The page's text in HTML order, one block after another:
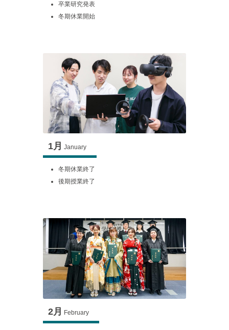
卒業研究発表
冬期休業開始
1月 January
冬期休業終了
後期授業終了
2月 February